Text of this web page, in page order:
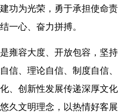
功为光荣，勇于承担使命责
一心、奋力拼搏。
容大度、开放包容，坚持
信、理论自信、制度自信、
、创新性发展传递深厚文化
久文明理念，以热情好客展